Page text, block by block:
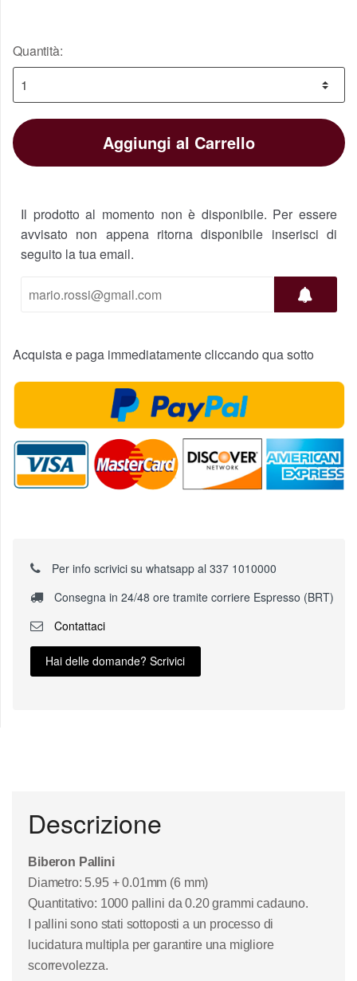
Quantità:
Aggiungi al Carrello
Il prodotto al momento non è disponibile. Per essere
avvisato non appena ritorna disponibile inserisci di
seguito la tua email.
Acquista e paga immediatamente cliccando qua sotto
Per info scrivici su whatsapp al 337 1010000
Consegna in 24/48 ore tramite corriere Espresso (BRT)
Contattaci
Hai delle domande? Scrivici
Descrizione
Biberon Pallini
Diametro: 5.95 + 0.01mm (6 mm)
Quantitativo: 1000 pallini da 0.20 grammi cadauno.
I pallini sono stati sottoposti a un processo di
lucidatura multipla per garantire una migliore
scorrevolezza.